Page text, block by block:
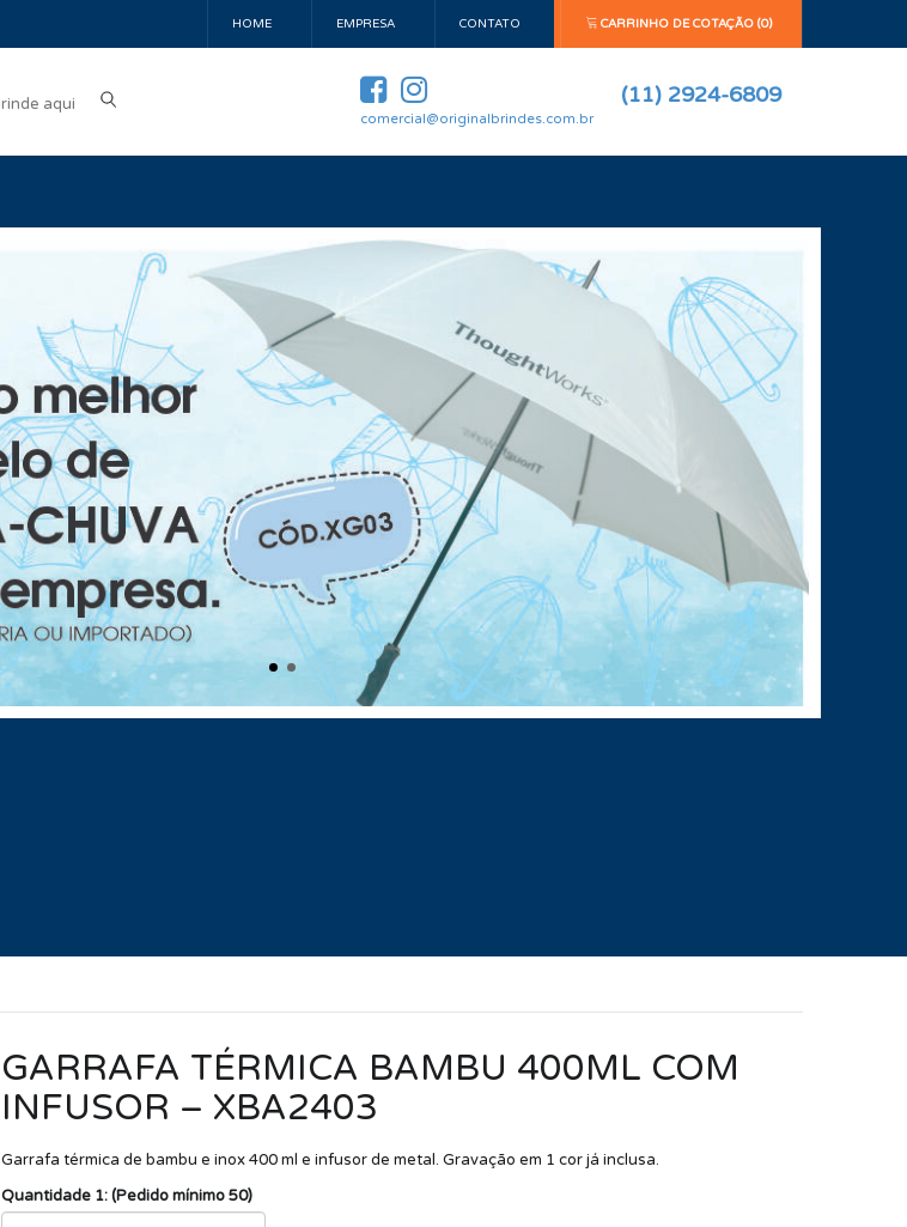
HOME EMPRESA CONTATO CARRINHO DE COTAÇÃO (0)
comercial@originalbrindes.com.br
(11) 2924-6809
GARRAFA TÉRMICA BAMBU 400ML COM
INFUSOR – XBA2403
Garrafa térmica de bambu e inox 400 ml e infusor de metal. Gravação em 1 cor já inclusa.
Quantidade 1: (Pedido mínimo 50)